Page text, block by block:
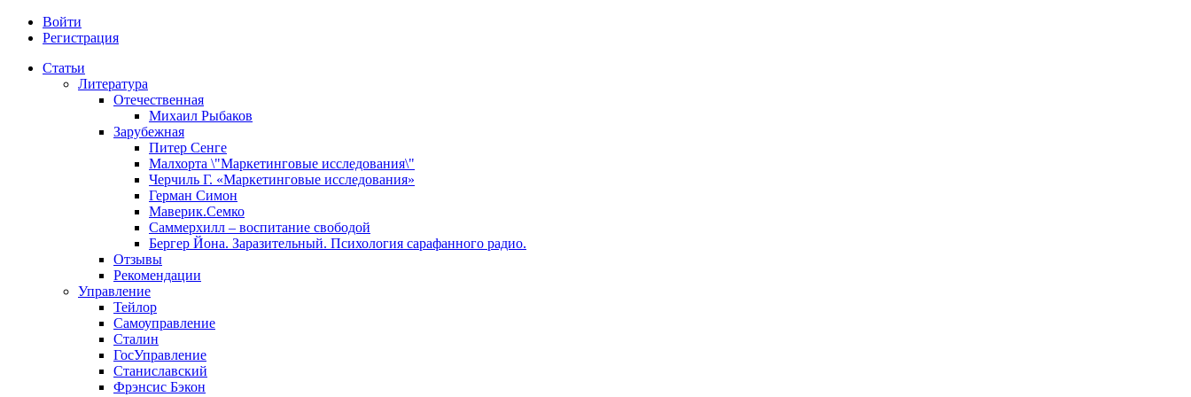
Войти
Регистрация
Статьи
Литература
Отечественная
Михаил Рыбаков
Зарубежная
Питер Сенге
Малхорта \"Маркетинговые исследования\"
Черчиль Г. «Маркетинговые исследования»
Герман Симон
Маверик.Семко
Саммерхилл – воспитание свободой
Бергер Йона. Заразительный. Психология сарафанного радио.
Отзывы
Рекомендации
Управление
Тейлор
Самоуправление
Сталин
ГосУправление
Станиславский
Фрэнсис Бэкон